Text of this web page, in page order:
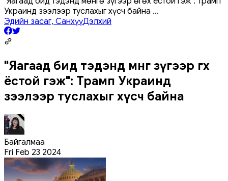
Украинд зээлээр туслахыг хүсч байна ...
Эдийн засаг, СанхүүДэлхий
"Яагаад бид тэдэнд мөнгө зүгээр өгөх
ёстой гэж": Трамп Украинд
зээлээр туслахыг хүсч байна
Байгалмаа
Fri Feb 23 2024